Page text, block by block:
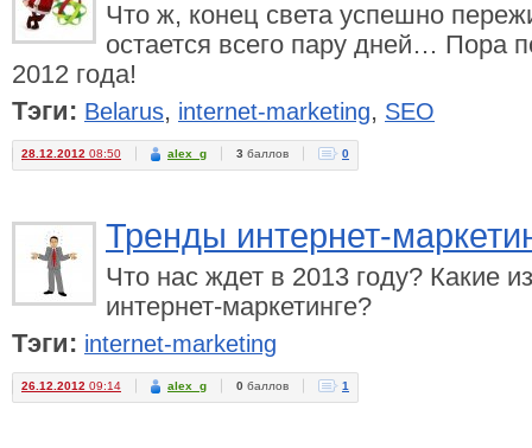
Что ж, конец света успешно
остается всего пару дней… Пора
2012 года!
Тэги: Belarus, internet-marketing, SEO
28.12.2012 08:50 alex_g 3 баллов 0
Тренды интернет-
Что нас ждет в 2013 году? Какие
интернет-маркетинге?
Тэги: internet-marketing
26.12.2012 09:14 alex_g 0 баллов 1